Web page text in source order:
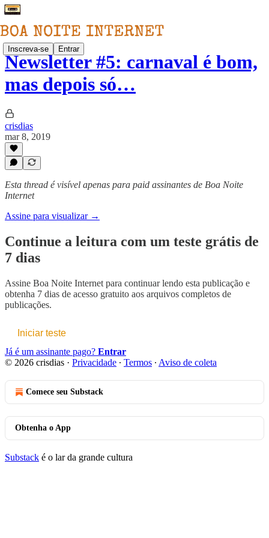
Inscreva-se Entrar
Newsletter #5: carnaval é bom,
mas depois só…
crisdias
mar 8, 2019
Esta thread é visível apenas para paid assinantes de Boa Noite
Internet
Assine para visualizar →
Continue a leitura com um teste grátis de
7 dias
Assine Boa Noite Internet para continuar lendo esta publicação e
obtenha 7 dias de acesso gratuito aos arquivos completos de
publicações.
Iniciar teste
Já é um assinante pago? Entrar
© 2026 crisdias · Privacidade ∙ Termos ∙ Aviso de coleta
Comece seu Substack
Obtenha o App
Substack é o lar da grande cultura